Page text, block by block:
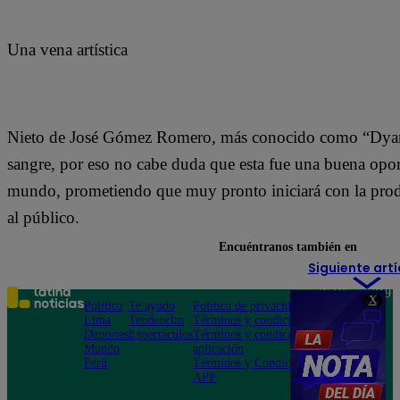
X
Una vena artística
Nieto de José Gómez Romero, más conocido como
sangre, por eso no cabe duda que esta fue una buena
mundo, prometiendo que muy pronto iniciará con la
al público.
Siguiente
Encuéntranos también en
Política
Lima
Deportes
Mundo
Perú
Te ayudo
Tendencias
Espectáculos
Política de privacidad
Términos y condiciones
Términos y condiciones
aplicación
Términos y Condiciones
APP
Teléfono: 219
Av. San
Felipe 968
Jesús María